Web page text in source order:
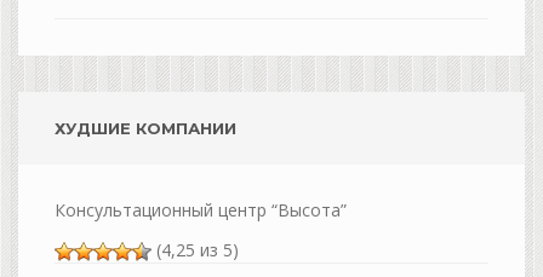
ХУДШИЕ КОМПАНИИ
Консультационный центр “Высота”
(4,25 из 5)